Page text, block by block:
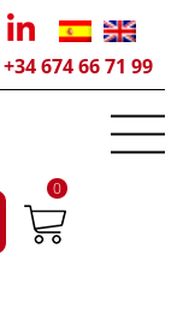
+34 674 66 71 99
0